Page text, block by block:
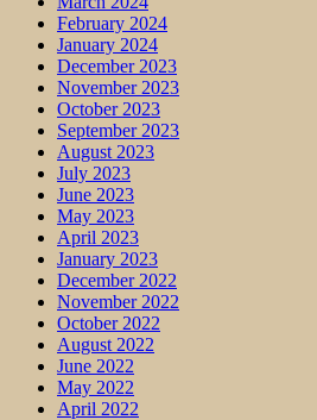
February 2024
January 2024
December 2023
November 2023
October 2023
September 2023
August 2023
July 2023
June 2023
May 2023
April 2023
January 2023
December 2022
November 2022
October 2022
August 2022
June 2022
May 2022
April 2022